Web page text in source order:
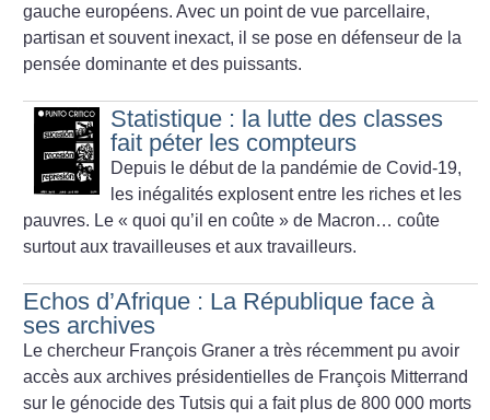
gauche européens. Avec un point de vue parcellaire,
partisan et souvent inexact, il se pose en défenseur de la
pensée dominante et des puissants.
Statistique : la lutte des classes
fait péter les compteurs
Depuis le début de la pandémie de Covid-19,
les inégalités explosent entre les riches et les
pauvres. Le « quoi qu’il en coûte » de Macron… coûte
surtout aux travailleuses et aux travailleurs.
Echos d’Afrique : La République face à
ses archives
Le chercheur François Graner a très récemment pu avoir
accès aux archives présidentielles de François Mitterrand
sur le génocide des Tutsis qui a fait plus de 800 000 morts